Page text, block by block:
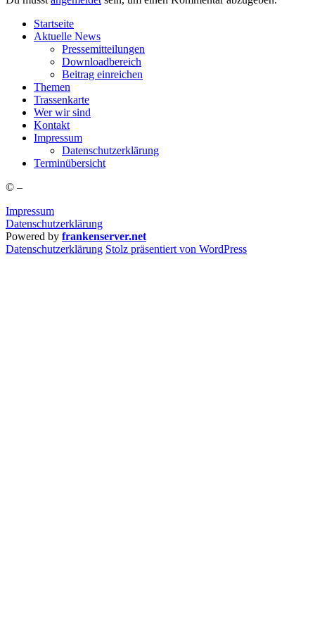
Start­sei­te
Aktu­el­le News
Pres­se­mit­tei­lun­gen
Down­load­be­reich
Bei­trag einreichen
The­men
Tras­sen­kar­te
Wer wir sind
Kon­takt
Impres­sum
Daten­schutz­er­klä­rung
Ter­min­über­sicht
© –
Impressum
Datenschutzerklärung
Powered by frankenserver.net
Daten­schutz­er­klä­rung Stolz präsentiert von WordPress